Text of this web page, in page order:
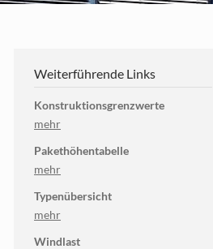
Weiterführende Links
Konstruktionsgrenzwerte
mehr
Pakethöhentabelle
mehr
Typenübersicht
mehr
Windlast